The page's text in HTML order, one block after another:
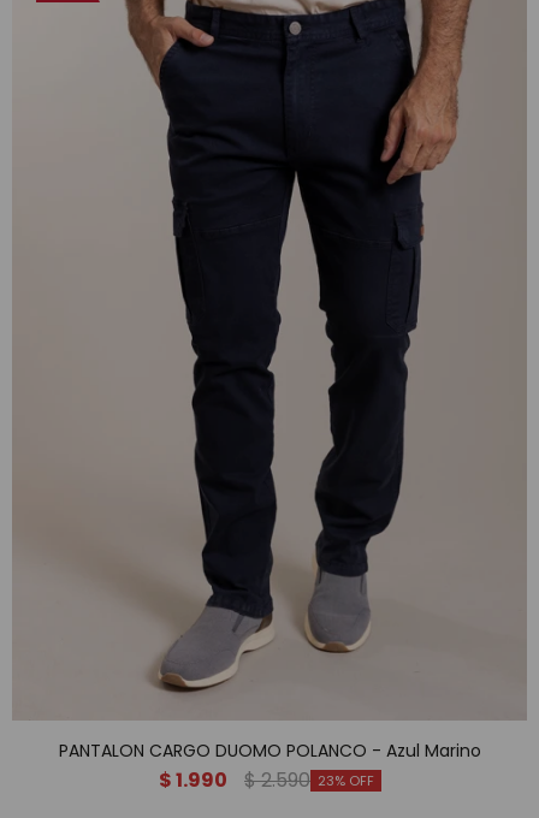
PANTALON CARGO DUOMO POLANCO - Azul Marino
$1.990 $2.590 23